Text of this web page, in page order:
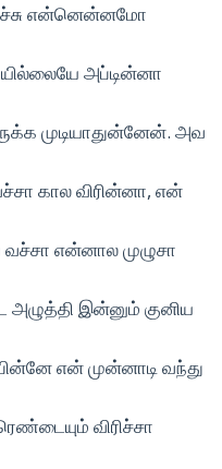
என்னென்னமோ
அப்டின்னா
முடியாதுன்னேன். அவ
கால விரின்னா, என்
வச்சா என்னால முழுசா
அழுத்தி இன்னும் குனிய
என் முன்னாடி வந்து
விரிச்சா